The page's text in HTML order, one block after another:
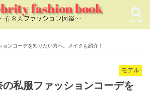
search
ンコーデを知りたい方へ。メイクも紹介！
モデル
私服ファッションコーデを